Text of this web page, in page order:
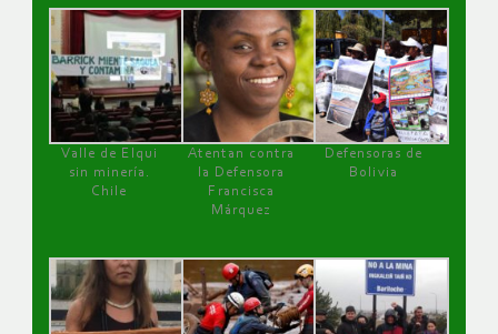
Valle de Elqui
sin minería.
Chile
Atentan contra
la Defensora
Francisca
Márquez
Defensoras de
Bolivia